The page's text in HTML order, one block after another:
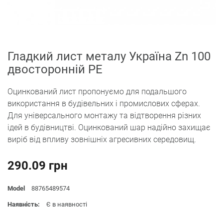
Гладкий лист металу Україна Zn 100
двосторонній РЕ
Оцинкований лист пропонуємо для подальшого
використання в будівельних і промислових сферах.
Для універсального монтажу та відтворення різних
ідей в будівництві. Оцинкований шар надійно захищає
виріб від впливу зовнішніх агресивних середовищ.
290.09 грн
Model 88765489574
Наявність: Є в наявності